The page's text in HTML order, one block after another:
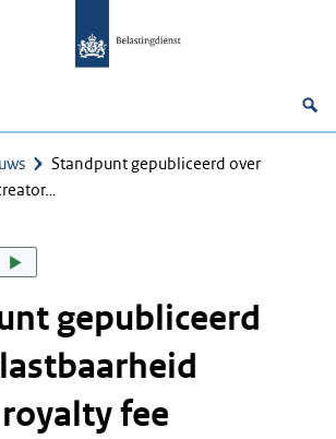
Standpunt gepubliceerd over
gepubliceerd
fee